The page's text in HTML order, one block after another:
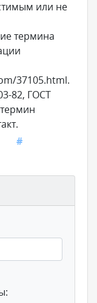
или не
термина
37105.html.
82, ГОСТ
#